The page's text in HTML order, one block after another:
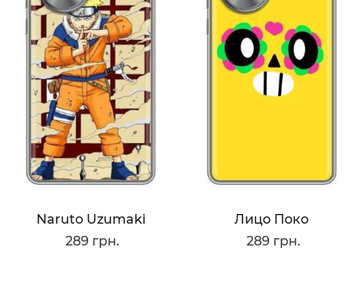
Naruto Uzumaki
289 грн.
Лицо Поко
289 грн.